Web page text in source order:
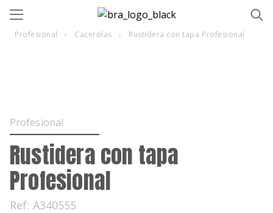
Profesional › Cacerolas › Rustidera con tapa Profesional
Profesional
Rustidera con tapa
Profesional
Ref: A340555